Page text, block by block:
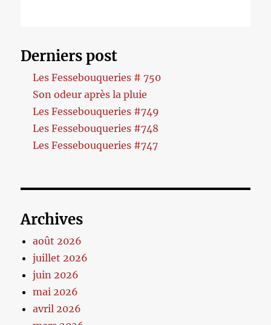
Derniers post
Les Fessebouqueries # 750
Son odeur après la pluie
Les Fessebouqueries #749
Les Fessebouqueries #748
Les Fessebouqueries #747
Archives
août 2026
juillet 2026
juin 2026
mai 2026
avril 2026